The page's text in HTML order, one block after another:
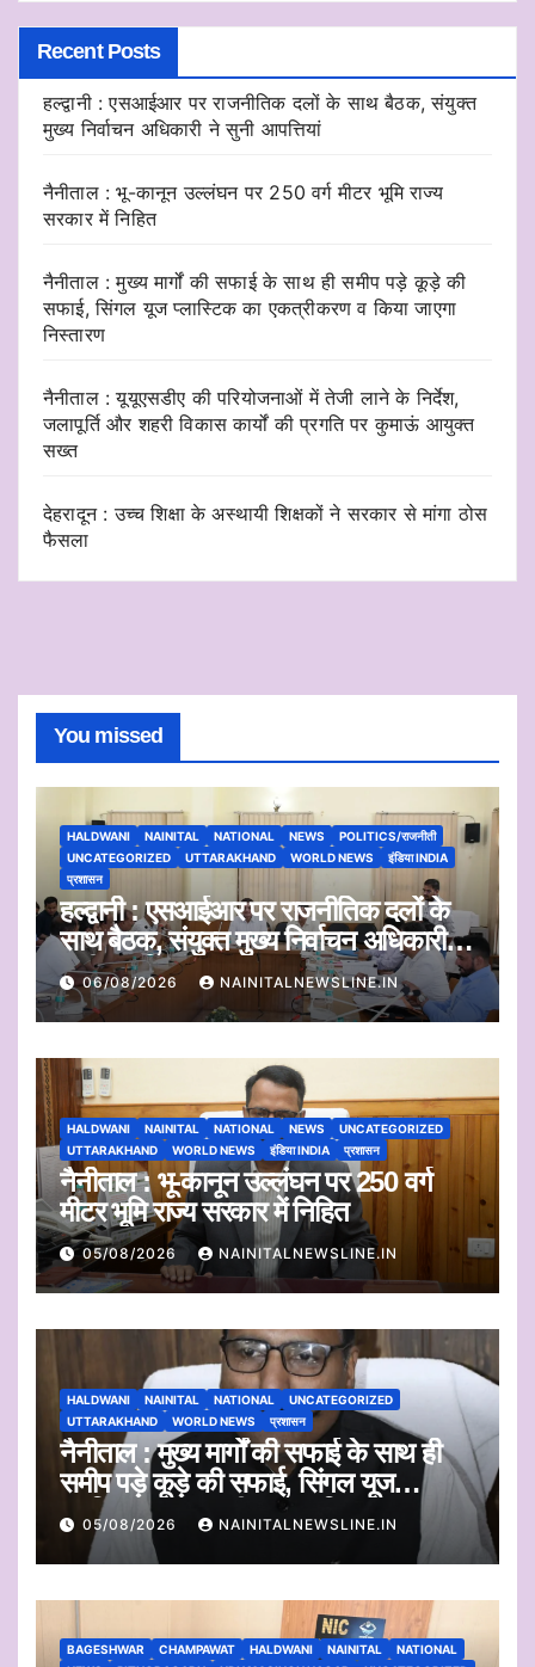
Recent Posts
हल्द्वानी : एसआईआर पर राजनीतिक दलों के साथ बैठक, संयुक्त
मुख्य निर्वाचन अधिकारी ने सुनी आपत्तियां
नैनीताल : भू-कानून उल्लंघन पर 250 वर्ग मीटर भूमि राज्य
सरकार में निहित
नैनीताल : मुख्य मार्गों की सफाई के साथ ही समीप पड़े कूड़े की
सफाई, सिंगल यूज प्लास्टिक का एकत्रीकरण व किया जाएगा
निस्तारण
नैनीताल : यूयूएसडीए की परियोजनाओं में तेजी लाने के निर्देश,
जलापूर्ति और शहरी विकास कार्यों की प्रगति पर कुमाऊं आयुक्त
सख्त
देहरादून : उच्च शिक्षा के अस्थायी शिक्षकों ने सरकार से मांगा ठोस
फैसला
You missed
HALDWANI NAINITAL NATIONAL NEWS
POLITICS/राजनीती
UNCATEGORIZED
UTTARAKHAND WORLD NEWS
इंडिया INDIA
प्रशासन
हल्द्वानी : एसआईआर पर राजनीतिक दलों के
साथ बैठक, संयुक्त मुख्य निर्वाचन अधिकारी ने
सुनी आपत्तियां
06/08/2026 NAINITALNEWSLINE.IN
HALDWANI NAINITAL NATIONAL NEWS
UNCATEGORIZED
UTTARAKHAND
WORLD NEWS इंडिया INDIA प्रशासन
नैनीताल : भू-कानून उल्लंघन पर 250 वर्ग
मीटर भूमि राज्य सरकार में निहित
05/08/2026 NAINITALNEWSLINE.IN
HALDWANI NAINITAL NATIONAL
UNCATEGORIZED
UTTARAKHAND
WORLD NEWS प्रशासन
नैनीताल : मुख्य मार्गों की सफाई के साथ ही
समीप पड़े कूड़े की सफाई, सिंगल यूज
प्लास्टिक का एकत्रीकरण व किया जाएगा
निस्तारण
05/08/2026 NAINITALNEWSLINE.IN
BAGESHWAR CHAMPAWAT HALDWANI NAINITAL
NATIONAL